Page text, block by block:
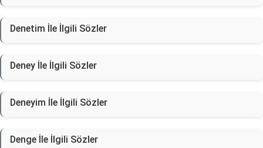
Denetim İle İlgili Sözler
Deney İle İlgili Sözler
Deneyim İle İlgili Sözler
Denge İle İlgili Sözler